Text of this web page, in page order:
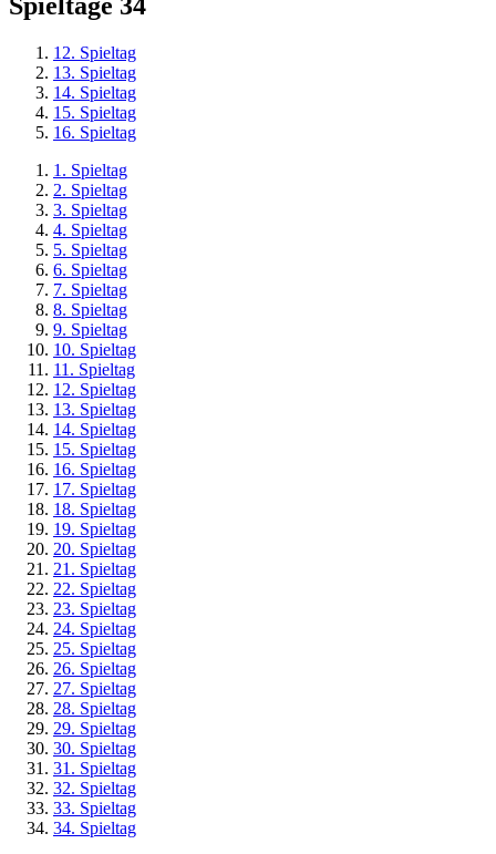
12. Spieltag
13. Spieltag
14. Spieltag
15. Spieltag
16. Spieltag
1. Spieltag
2. Spieltag
3. Spieltag
4. Spieltag
5. Spieltag
6. Spieltag
7. Spieltag
8. Spieltag
9. Spieltag
10. Spieltag
11. Spieltag
12. Spieltag
13. Spieltag
14. Spieltag
15. Spieltag
16. Spieltag
17. Spieltag
18. Spieltag
19. Spieltag
20. Spieltag
21. Spieltag
22. Spieltag
23. Spieltag
24. Spieltag
25. Spieltag
26. Spieltag
27. Spieltag
28. Spieltag
29. Spieltag
30. Spieltag
31. Spieltag
32. Spieltag
33. Spieltag
34. Spieltag